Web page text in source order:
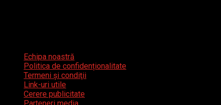
Echipa noastră
Politica de confidenționalitate
Termeni şi condiţii
Link-uri utile
Cerere publicitate